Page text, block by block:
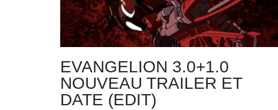
EVANGELION 3.0+1.0
NOUVEAU TRAILER ET
DATE (EDIT)